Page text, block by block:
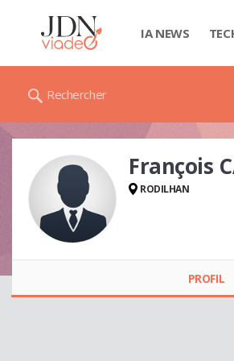
IA NEWS
Rechercher
François
RODILHAN
PROFIL